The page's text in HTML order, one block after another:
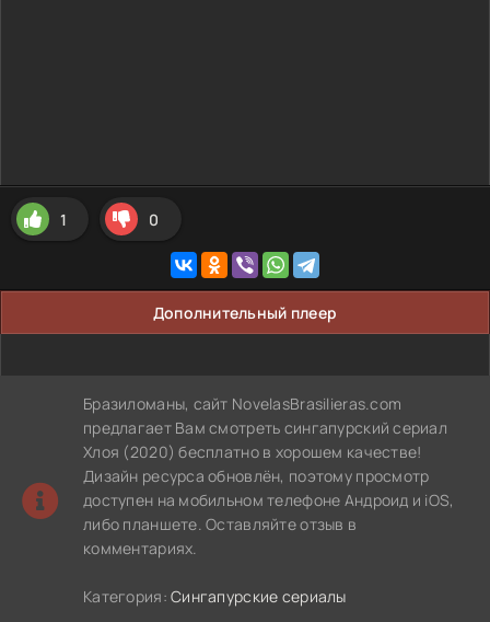
1 0
Дополнительный плеер
Бразиломаны, сайт NovelasBrasilieras.com
предлагает Вам смотреть сингапурский сериал
Хлоя (2020) бесплатно в хорошем качестве!
Дизайн ресурса обновлён, поэтому просмотр
доступен на мобильном телефоне Андроид и iOS,
либо планшете. Оставляйте отзыв в
комментариях.
Категория:Сингапурские сериалы